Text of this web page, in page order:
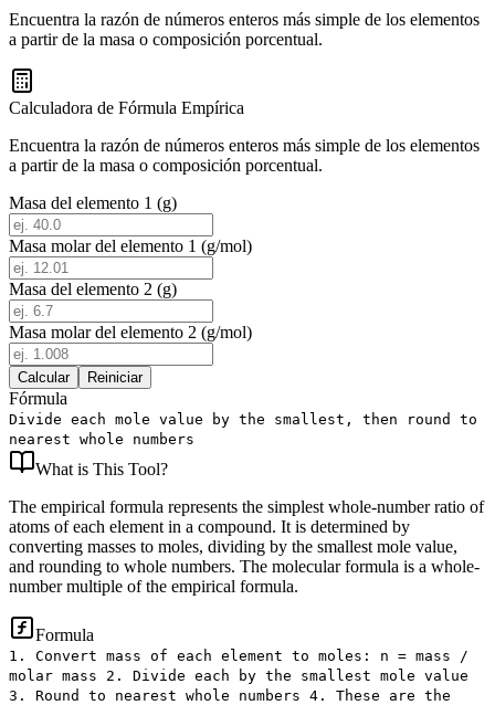
Encuentra la razón de números enteros más simple de los elementos
a partir de la masa o composición porcentual.
Calculadora de Fórmula Empírica
Encuentra la razón de números enteros más simple de los elementos
a partir de la masa o composición porcentual.
Masa del elemento 1 (g)
Masa molar del elemento 1 (g/mol)
Masa del elemento 2 (g)
Masa molar del elemento 2 (g/mol)
Calcular Reiniciar
Fórmula
Divide each mole value by the smallest, then round to
nearest whole numbers
What is This Tool?
The empirical formula represents the simplest whole-number ratio of
atoms of each element in a compound. It is determined by
converting masses to moles, dividing by the smallest mole value,
and rounding to whole numbers. The molecular formula is a whole-
number multiple of the empirical formula.
Formula
1. Convert mass of each element to moles: n = mass /
molar mass 2. Divide each by the smallest mole value
3. Round to nearest whole numbers 4. These are the